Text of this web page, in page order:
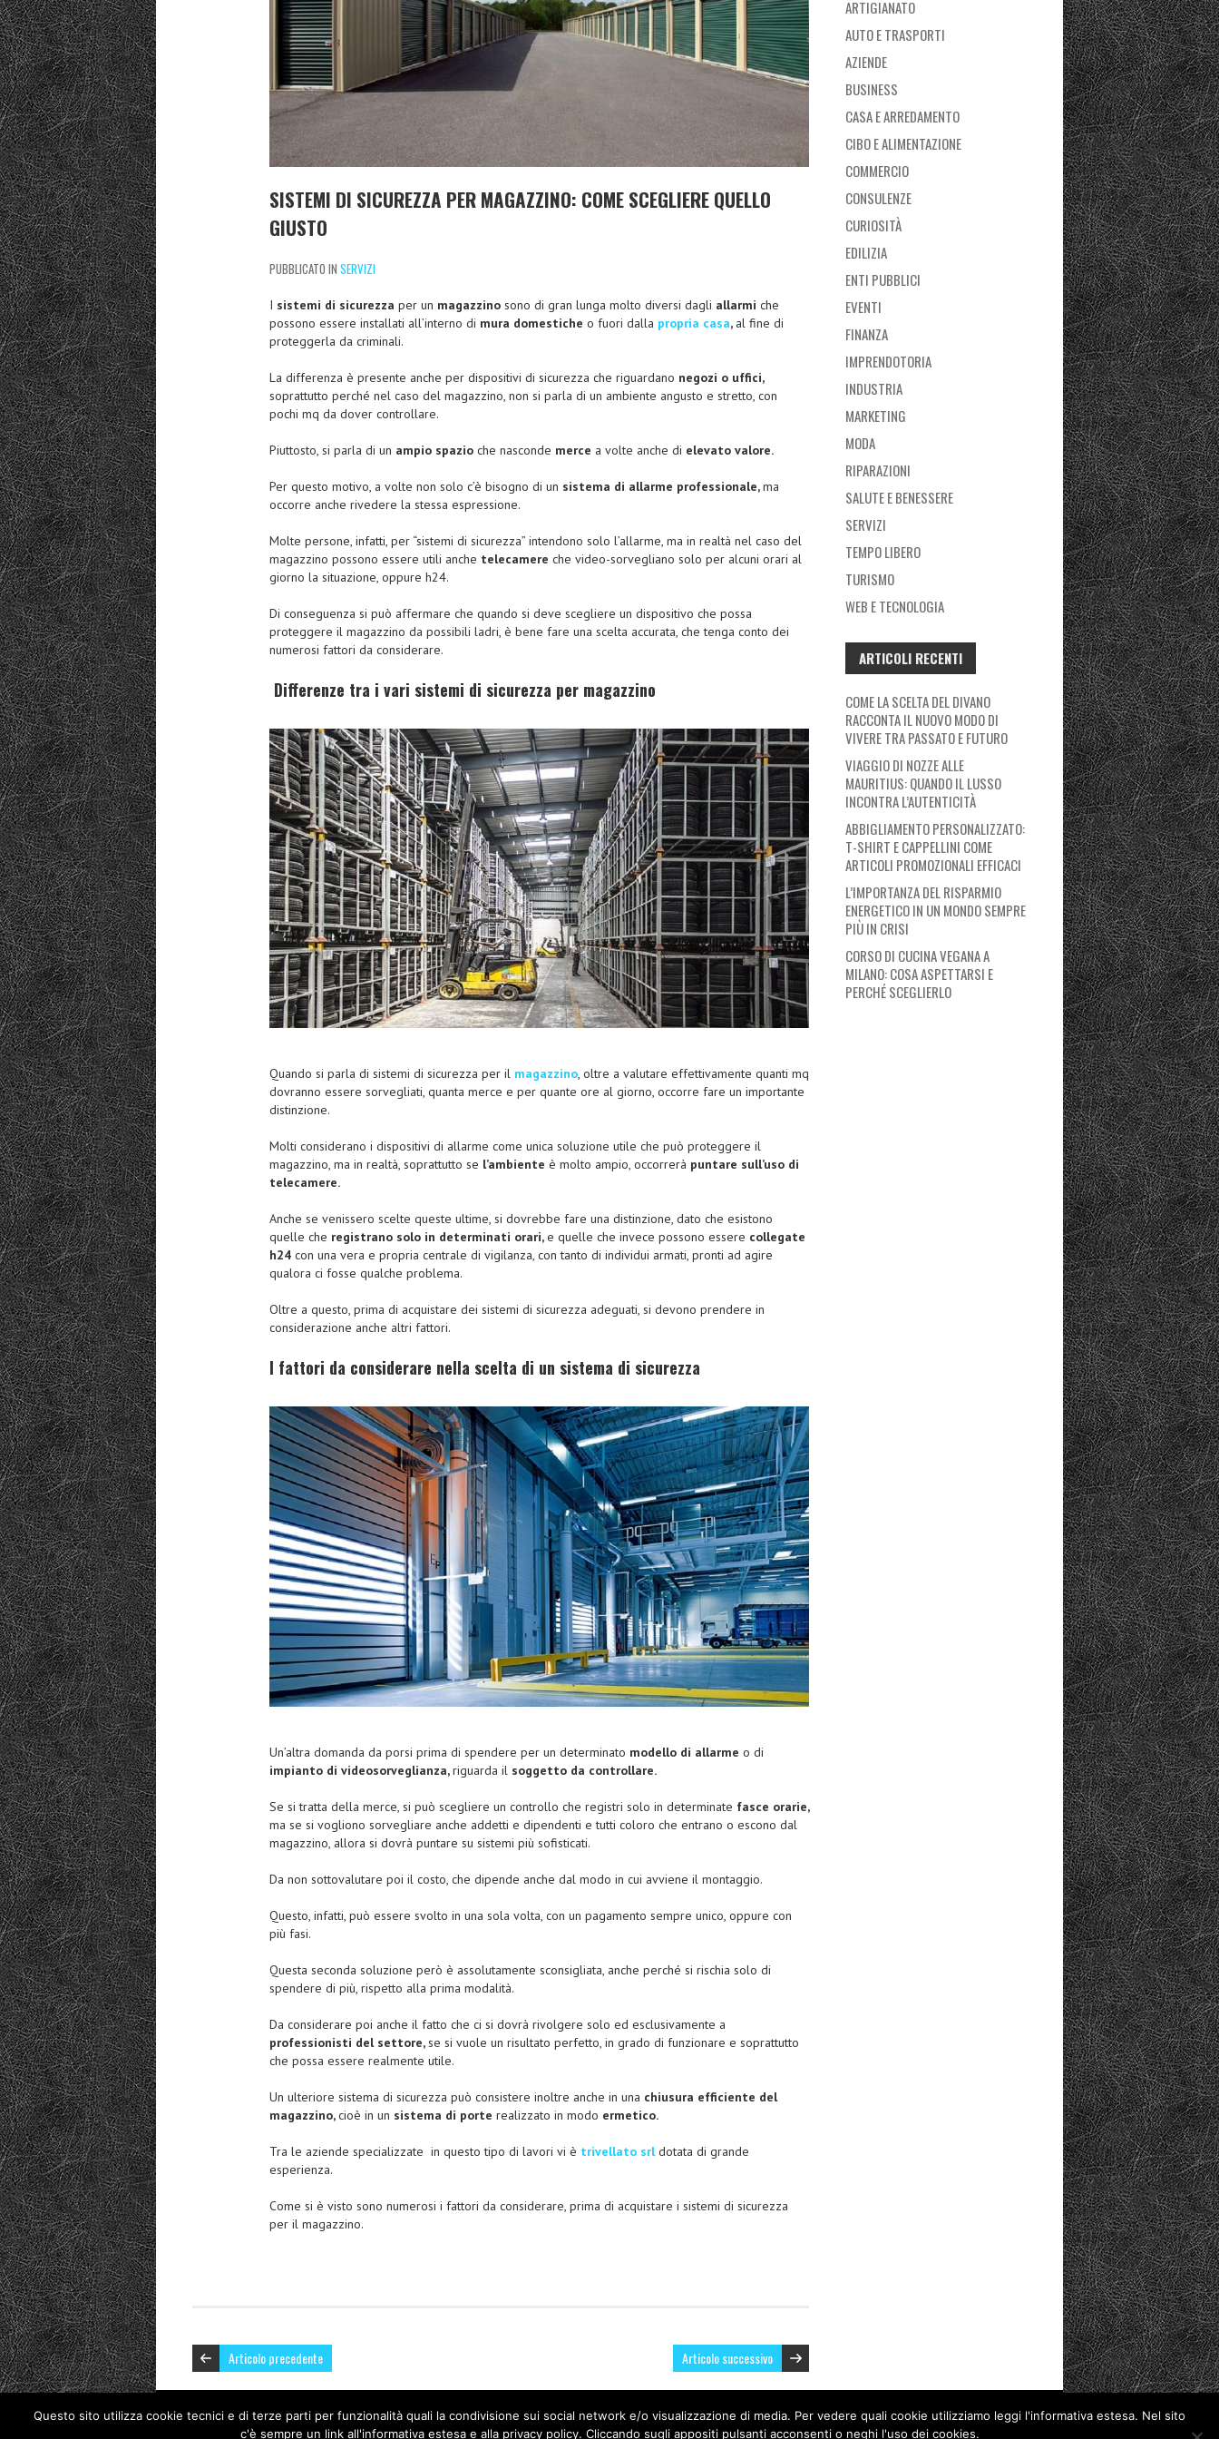
SISTEMI DI SICUREZZA PER MAGAZZINO: COME SCEGLIERE QUELLO
GIUSTO
PUBBLICATO IN SERVIZI
I sistemi di sicurezza per un magazzino sono di gran lunga molto diversi dagli allarmi che
possono essere installati all’interno di mura domestiche o fuori dalla propria casa, al fine di
proteggerla da criminali.
La differenza è presente anche per dispositivi di sicurezza che riguardano negozi o uffici,
soprattutto perché nel caso del magazzino, non si parla di un ambiente angusto e stretto, con
pochi mq da dover controllare.
Piuttosto, si parla di un ampio spazio che nasconde merce a volte anche di elevato valore.
Per questo motivo, a volte non solo c’è bisogno di un sistema di allarme professionale,ma
occorre anche rivedere la stessa espressione.
Molte persone, infatti, per “sistemi di sicurezza” intendono solo l’allarme, ma in realtà nel caso del
magazzino possono essere utili anche telecamere che video-sorvegliano solo per alcuni orari al
giorno la situazione, oppure h24.
Di conseguenza si può affermare che quando si deve scegliere un dispositivo che possa
proteggere il magazzino da possibili ladri, è bene fare una scelta accurata, che tenga conto dei
numerosi fattori da considerare.
Differenze tra i vari sistemi di sicurezza per magazzino
Quando si parla di sistemi di sicurezza per il magazzino, oltre a valutare effettivamente quanti mq
dovranno essere sorvegliati, quanta merce e per quante ore al giorno, occorre fare un importante
distinzione.
Molti considerano i dispositivi di allarme come unica soluzione utile che può proteggere il
magazzino, ma in realtà, soprattutto se l’ambiente è molto ampio, occorrerà puntare sull’uso di
telecamere.
Anche se venissero scelte queste ultime, si dovrebbe fare una distinzione, dato che esistono
quelle che registrano solo in determinati orari,e quelle che invece possono essere collegate
h24 con una vera e propria centrale di vigilanza, con tanto di individui armati, pronti ad agire
qualora ci fosse qualche problema.
Oltre a questo, prima di acquistare dei sistemi di sicurezza adeguati, si devono prendere in
considerazione anche altri fattori.
I fattori da considerare nella scelta di un sistema di sicurezza
Un’altra domanda da porsi prima di spendere per un determinato modello di allarme o di
impianto di videosorveglianza,riguarda il soggetto da controllare.
Se si tratta della merce, si può scegliere un controllo che registri solo in determinate fasce orarie,
ma se si vogliono sorvegliare anche addetti e dipendenti e tutti coloro che entrano o escono dal
magazzino, allora si dovrà puntare su sistemi più sofisticati.
Da non sottovalutare poi il costo, che dipende anche dal modo in cui avviene il montaggio.
Questo, infatti, può essere svolto in una sola volta, con un pagamento sempre unico, oppure con
più fasi.
Questa seconda soluzione però è assolutamente sconsigliata, anche perché si rischia solo di
spendere di più, rispetto alla prima modalità.
Da considerare poi anche il fatto che ci si dovrà rivolgere solo ed esclusivamente a
professionisti del settore,se si vuole un risultato perfetto, in grado di funzionare e soprattutto
che possa essere realmente utile.
Un ulteriore sistema di sicurezza può consistere inoltre anche in una chiusura efficiente del
magazzino,cioè in un sistema di porte realizzato in modo ermetico.
Tra le aziende specializzate in questo tipo di lavori vi è trivellato srldotata di grande
esperienza.
Come si è visto sono numerosi i fattori da considerare, prima di acquistare i sistemi di sicurezza
per il magazzino.
Articolo precedente Articolo successivo
ARTIGIANATO
AUTO E TRASPORTI
AZIENDE
BUSINESS
CASA E ARREDAMENTO
CIBO E ALIMENTAZIONE
COMMERCIO
CONSULENZE
CURIOSITÀ
EDILIZIA
ENTI PUBBLICI
EVENTI
FINANZA
IMPRENDOTORIA
INDUSTRIA
MARKETING
MODA
RIPARAZIONI
SALUTE E BENESSERE
SERVIZI
TEMPO LIBERO
TURISMO
WEB E TECNOLOGIA
ARTICOLI RECENTI
COME LA SCELTA DEL DIVANO
RACCONTA IL NUOVO MODO DI
VIVERE TRA PASSATO E FUTURO
VIAGGIO DI NOZZE ALLE
MAURITIUS: QUANDO IL LUSSO
INCONTRA L’AUTENTICITÀ
ABBIGLIAMENTO PERSONALIZZATO:
T-SHIRT E CAPPELLINI COME
ARTICOLI PROMOZIONALI EFFICACI
L’IMPORTANZA DEL RISPARMIO
ENERGETICO IN UN MONDO SEMPRE
PIÙ IN CRISI
CORSO DI CUCINA VEGANA A
MILANO: COSA ASPETTARSI E
PERCHÉ SCEGLIERLO
Copyright © 2026 Nuovo Polo Fiera Milano. Proudly powered by Deegita. Privacy Policy Cookie Policy
Questo sito utilizza cookie tecnici e di terze parti per funzionalità quali la condivisione sui social network e/o visualizzazione di media. Per vedere quali cookie utilizziamo leggi l'informativa estesa. Nel sito
c'è sempre un link all'informativa estesa e alla privacy policy. Cliccando sugli appositi pulsanti acconsenti o neghi l'uso dei cookies.